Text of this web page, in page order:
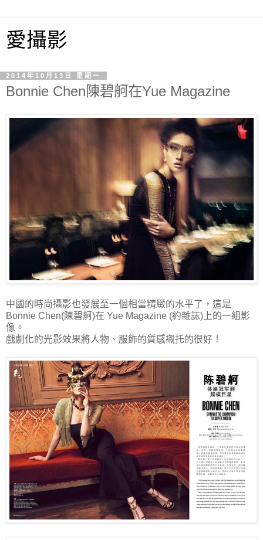
愛攝影
2014年10月13日 星期一
Bonnie Chen陳碧舸在Yue Magazine
中國的時尚攝影也發展至一個相當精緻的水平了，這是
Bonnie Chen(陳碧舸)在 Yue Magazine (約雜誌)上的一組影
像。
戲劇化的光影效果將人物、服飾的質感襯托的很好！